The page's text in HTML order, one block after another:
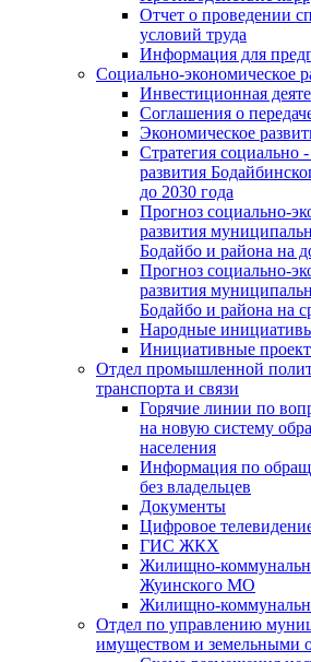
Отчет о проведении
условий труда
Информация для
Социально-экономическое
Инвестиционная
Соглашения о
Экономическое
Стратегия социально
развития
до 2030 года
Прогноз социально-
развития
Бодайбо и района на
Прогноз социально-
развития
Бодайбо и района на
Народные
Инициативные
Отдел промышленной
транспорта и связи
Горячие линии по
на новую систему
населения
Информация по
без владельцев
Документы
Цифровое
ГИС ЖКХ
Жилищно-
Жуинского МО
Жилищно-
Отдел по управлению
имуществом и земельными